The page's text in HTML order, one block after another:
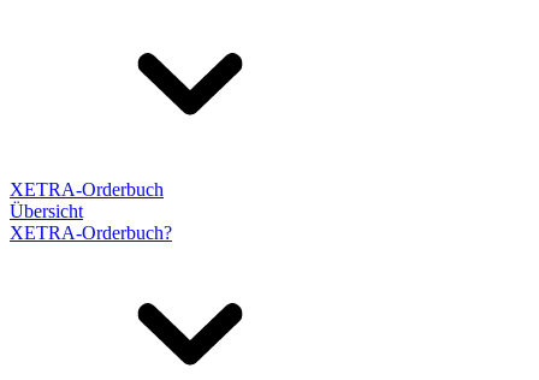
XETRA-Orderbuch
Übersicht
XETRA-Orderbuch?